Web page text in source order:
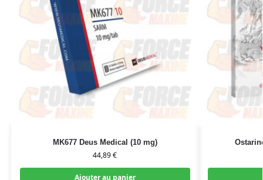
MK677 Deus Medical (10 mg)
44,89€
Ajouter au panier